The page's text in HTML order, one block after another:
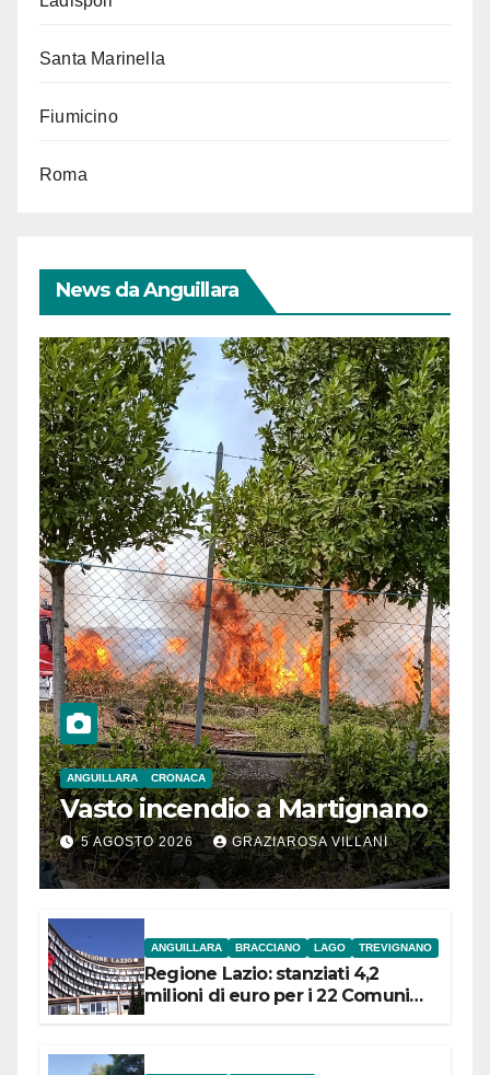
Santa Marinella
Fiumicino
Roma
News da Anguillara
ANGUILLARA CRONACA
Vasto incendio a Martignano
5 AGOSTO 2026 GRAZIAROSA VILLANI
ANGUILLARA BRACCIANO LAGO TREVIGNANO
Regione Lazio: stanziati 4,2
milioni di euro per i 22 Comuni